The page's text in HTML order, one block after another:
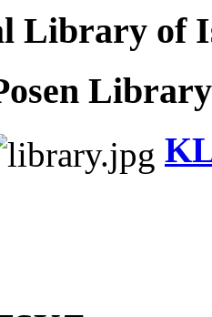
Library of
Library